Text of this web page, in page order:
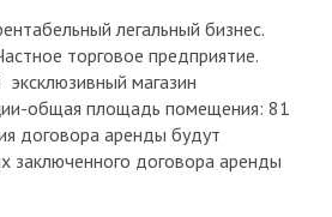
легальный бизнес.
торговое предприятие.
магазин
общая площадь помещения: 81
договора аренды будут
заключенного договора аренды